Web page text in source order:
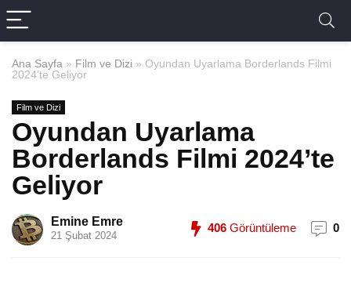
Ana Sayfa » Film ve Dizi » Oyundan Uyarlama Borderlands Filmi
2024’te Geliyor
Film ve Dizi
Oyundan Uyarlama
Borderlands Filmi 2024’te
Geliyor
Emine Emre
21 Şubat 2024
406 Görüntüleme 0